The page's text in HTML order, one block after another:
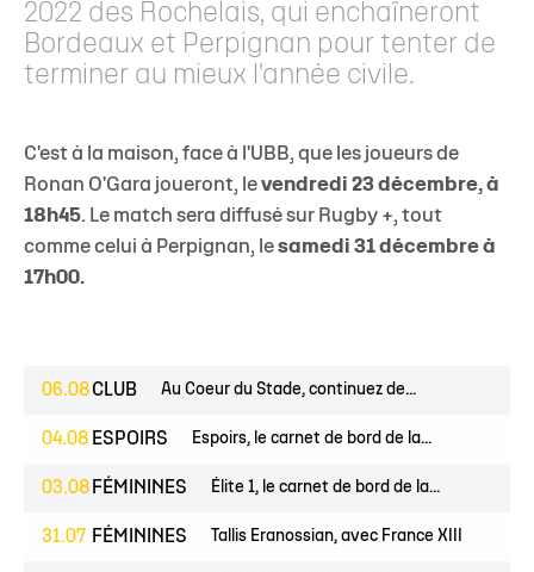
2022 des Rochelais, qui enchaîneront
Bordeaux et Perpignan pour tenter de
terminer au mieux l'année civile.
C'est à la maison, face à l'UBB, que les joueurs de
Ronan O'Gara joueront, le vendredi 23 décembre, à
18h45. Le match sera diffusé sur Rugby +, tout
comme celui à Perpignan, le samedi 31 décembre à
17h00.
06.08CLUB Au Coeur du Stade, continuez de...
04.08 ESPOIRS Espoirs, le carnet de bord de la...
03.08 FÉMININES Élite 1, le carnet de bord de la...
31.07 FÉMININES Tallis Eranossian, avec France XIII